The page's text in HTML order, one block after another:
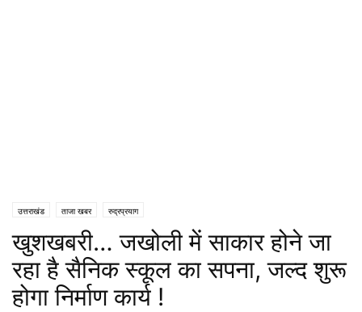
उत्तराखंड ताजा खबर रुद्रप्रयाग
खुशखबरी… जखोली में साकार होने जा
रहा है सैनिक स्कूल का सपना, जल्द शुरू
होगा निर्माण कार्य !